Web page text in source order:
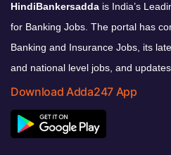
HindiBankersadda is India’s
for Banking Jobs. The portal has
Banking and Insurance Jobs, its
and national level jobs, and updates.
Download Adda247 App